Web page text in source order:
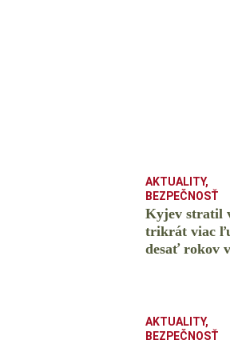
AKTUALITY,
BEZPEČNOSŤ
Kyjev stratil
trikrát viac
desať rokov
AKTUALITY,
BEZPEČNOSŤ